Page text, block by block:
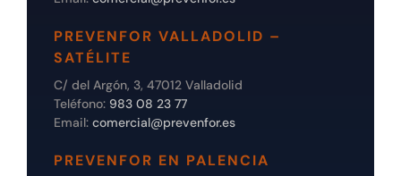
PREVENFOR VALLADOLID –
SATÉLITE
C/ del Argón, 3, 47012 Valladolid
Teléfono: 983 08 23 77
Email: comercial@prevenfor.es
PREVENFOR EN PALENCIA